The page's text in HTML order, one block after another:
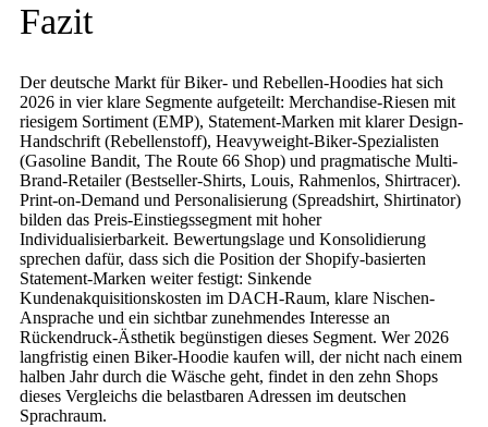
Fazit
Der deutsche Markt für Biker- und Rebellen-Hoodies hat sich
2026 in vier klare Segmente aufgeteilt: Merchandise-Riesen mit
riesigem Sortiment (EMP), Statement-Marken mit klarer Design-
Handschrift (Rebellenstoff), Heavyweight-Biker-Spezialisten
(Gasoline Bandit, The Route 66 Shop) und pragmatische Multi-
Brand-Retailer (Bestseller-Shirts, Louis, Rahmenlos, Shirtracer).
Print-on-Demand und Personalisierung (Spreadshirt, Shirtinator)
bilden das Preis-Einstiegssegment mit hoher
Individualisierbarkeit. Bewertungslage und Konsolidierung
sprechen dafür, dass sich die Position der Shopify-basierten
Statement-Marken weiter festigt: Sinkende
Kundenakquisitionskosten im DACH-Raum, klare Nischen-
Ansprache und ein sichtbar zunehmendes Interesse an
Rückendruck-Ästhetik begünstigen dieses Segment. Wer 2026
langfristig einen Biker-Hoodie kaufen will, der nicht nach einem
halben Jahr durch die Wäsche geht, findet in den zehn Shops
dieses Vergleichs die belastbaren Adressen im deutschen
Sprachraum.